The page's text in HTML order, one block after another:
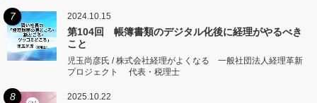
7 2024.10.15
第104回 帳簿書類のデジタル化後に経理がやるべき
こと
児玉尚彦氏 / 株式会社経理がよくなる 一般社団法人経理革新
プロジェクト 代表・税理士
8 2025.10.22